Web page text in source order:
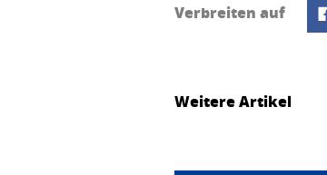
Verbreiten auf
Weitere Artikel